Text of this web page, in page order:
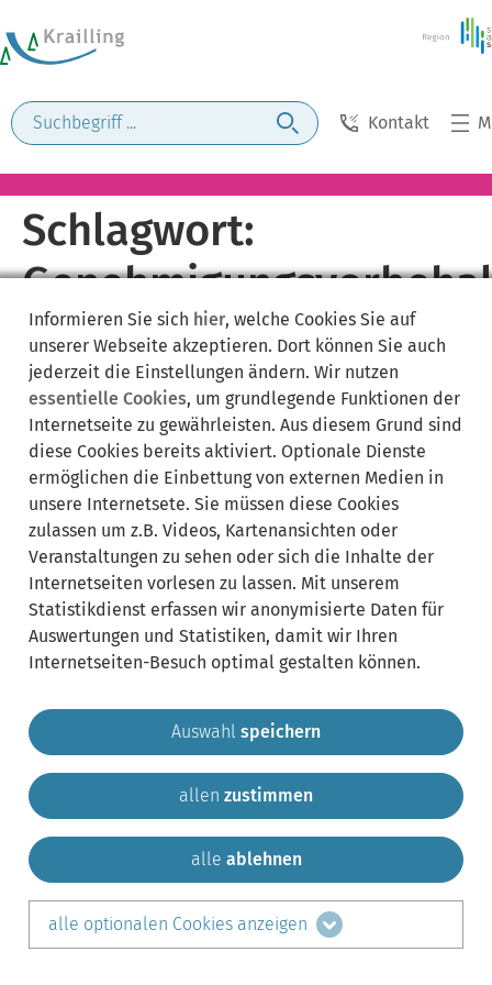
Kontakt
Schlagwort:
Gemeinde Krailling Impressum
Kontakt
teilen auf:
LinkedIn
Informieren Sie sich hier, welche Cookies Sie auf
unserer Webseite akzeptieren. Dort können Sie auch
jederzeit die Einstellungen ändern. Wir nutzen
essentielle Cookies, um grundlegende Funktionen der
Internetseite zu gewährleisten. Aus diesem Grund sind
diese Cookies bereits aktiviert. Optionale Dienste
ermöglichen die Einbettung von externen Medien in
unsere Internetsete. Sie müssen diese Cookies
zulassen um z.B. Videos, Kartenansichten oder
Veranstaltungen zu sehen oder sich die Inhalte der
Internetseiten vorlesen zu lassen. Mit unserem
Statistikdienst erfassen wir anonymisierte Daten für
Auswertungen und Statistiken, damit wir Ihren
Internetseiten-Besuch optimal gestalten können.
Auswahl speichern
allen zustimmen
alle ablehnen
alle optionalen Cookies anzeigen